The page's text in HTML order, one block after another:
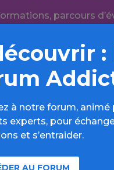
parcours
ressources,
Découvrir
:
à notre forum, animé
experts, pour
et s’entraider.
AU FORUM